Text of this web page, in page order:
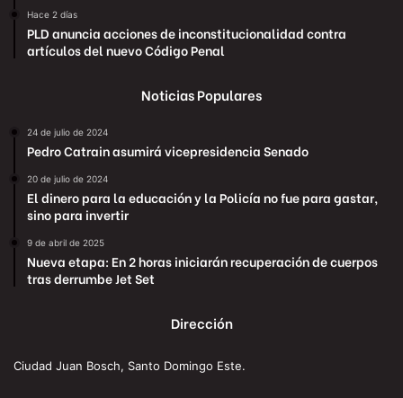
Hace 2 días
PLD anuncia acciones de inconstitucionalidad contra
artículos del nuevo Código Penal
Noticias Populares
24 de julio de 2024
Pedro Catrain asumirá vicepresidencia Senado
20 de julio de 2024
El dinero para la educación y la Policía no fue para gastar,
sino para invertir
9 de abril de 2025
Nueva etapa: En 2 horas iniciarán recuperación de cuerpos
tras derrumbe Jet Set
Dirección
Ciudad Juan Bosch, Santo Domingo Este.